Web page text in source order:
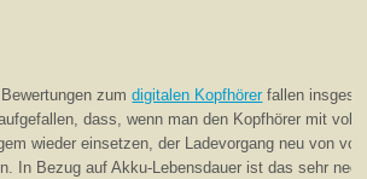
zumdigitalen Kopfhörerfallen
dass, wenn man den Kopfhörer mit
wieder einsetzen, der Ladevorgang neu von
In Bezug auf Akku-Lebensdauer ist das sehr